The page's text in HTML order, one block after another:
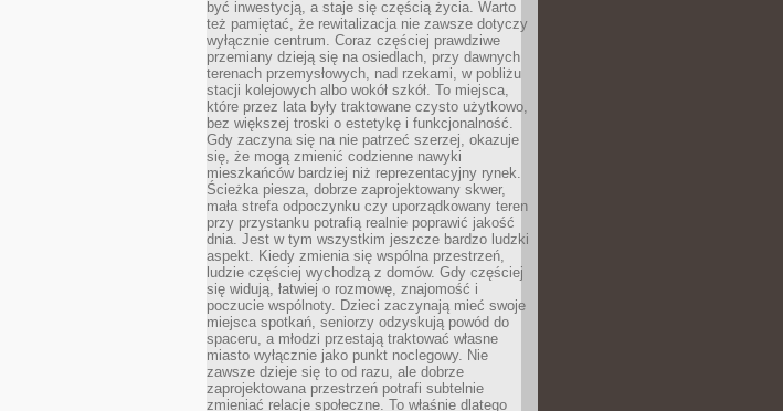
być inwestycją, a staje się częścią życia. Warto
też pamiętać, że rewitalizacja nie zawsze dotyczy
wyłącznie centrum. Coraz częściej prawdziwe
przemiany dzieją się na osiedlach, przy dawnych
terenach przemysłowych, nad rzekami, w pobliżu
stacji kolejowych albo wokół szkół. To miejsca,
które przez lata były traktowane czysto użytkowo,
bez większej troski o estetykę i funkcjonalność.
Gdy zaczyna się na nie patrzeć szerzej, okazuje
się, że mogą zmienić codzienne nawyki
mieszkańców bardziej niż reprezentacyjny rynek.
Ścieżka piesza, dobrze zaprojektowany skwer,
mała strefa odpoczynku czy uporządkowany teren
przy przystanku potrafią realnie poprawić jakość
dnia. Jest w tym wszystkim jeszcze bardzo ludzki
aspekt. Kiedy zmienia się wspólna przestrzeń,
ludzie częściej wychodzą z domów. Gdy częściej
się widują, łatwiej o rozmowę, znajomość i
poczucie wspólnoty. Dzieci zaczynają mieć swoje
miejsca spotkań, seniorzy odzyskują powód do
spaceru, a młodzi przestają traktować własne
miasto wyłącznie jako punkt noclegowy. Nie
zawsze dzieje się to od razu, ale dobrze
zaprojektowana przestrzeń potrafi subtelnie
zmieniać relacje społeczne. To właśnie dlatego